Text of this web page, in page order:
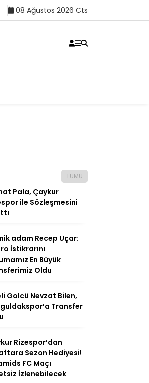
08 Ağustos 2026 Cts
TÜMÜ
Pala, Çaykur
ile Sözleşmesini
adam Recep Uçar:
İstikrarını
En Büyük
Oldu
Golcü Nevzat Bilen,
Transfer
Rizespor’dan
Sezon Hediyesi!
FC Maçı
İzlenebilecek